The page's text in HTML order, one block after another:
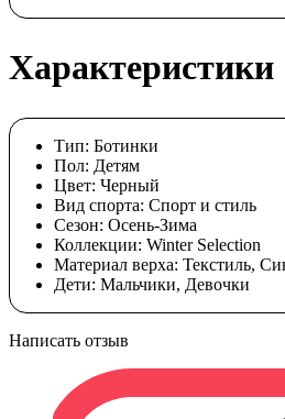
Характеристики
Тип: Ботинки
Пол: Детям
Цвет: Черный
Вид спорта: Спорт и стиль
Сезон: Осень-Зима
Коллекции: Winter Selection
Материал верха: Текстиль,
Дети: Мальчики, Девочки
Написать отзыв